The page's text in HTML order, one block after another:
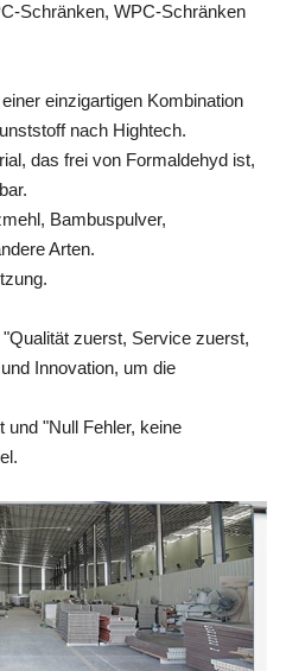
Schränken, WPC-Schränken
einzigartigen Kombination
nach Hightech.
das frei von Formaldehyd ist,
Bambuspulver,
Arten.
zuerst, Service zuerst,
Innovation, um die
und "Null Fehler, keine